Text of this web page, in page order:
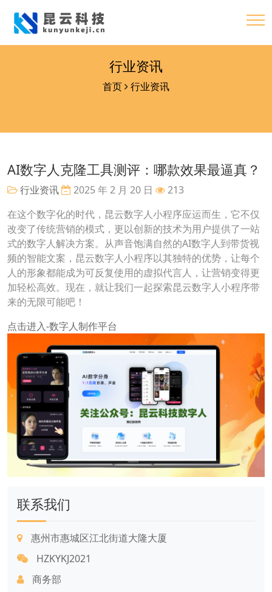
行业资讯
首页 行业资讯
AI数字人克隆工具测评：哪款效果最逼真？
行业资讯 2025 年 2 月 20 日
213
在这个数字化的时代，昆云数字人小程序应运而生，它不仅
改变了传统营销的模式，更以创新的技术为用户提供了一站
式的数字人解决方案。从声音饱满自然的AI数字人到带货视
频的智能文案，昆云数字人小程序以其独特的优势，让每个
人的形象都能成为可反复使用的虚拟代言人，让营销变得更
加轻松高效。现在，就让我们一起探索昆云数字人小程序带
来的无限可能吧！
点击进入-数字人制作平台
联系我们
惠州市惠城区江北街道大隆大厦
HZKYKJ2021
商务部